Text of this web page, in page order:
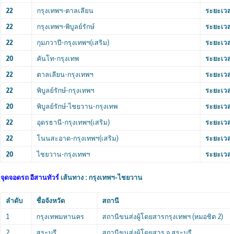
22 กรุงเทพฯ-ตาลเลียน ระยะเว
22 กรุงเทพฯ-พิบูลย์รักษ์ ระยะเว
22 กุมภวาปี-กรุงเทพฯ(เสริม) ระยะเว
20 คันโท-กรุงเทพ ระยะเว
22 ตาลเลียน-กรุงเทพฯ ระยะเว
22 พิบูลย์รักษ์-กรุงเทพฯ ระยะเว
20 พิบูลย์รักษ์-ไชยวาน-กรุงเทพ ระยะเว
22 อุดรธานี-กรุงเทพฯ(เสริม) ระยะเว
22 โนนสะอาด-กรุงเทพฯ(เสริม) ระยะเว
20 ไชยวาน-กรุงเทพฯ ระยะเว
จุดจอดรถอีสานทัวร์ เส้นทาง : กรุงเทพฯ-ไชยวาน
ลำดับ ชื่อจังหวัด สถานี
1 กรุงเทพมหานคร สถานีขนส่งผู้โดยสารกรุงเทพฯ (หมอชิต 2)